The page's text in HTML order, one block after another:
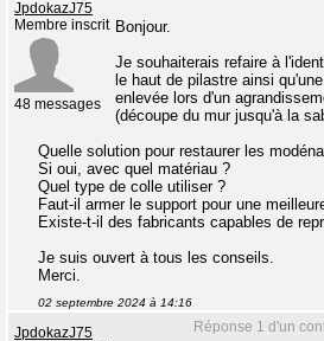
JpdokazJ75
Membre inscrit
48 messages
Bonjour.
Je souhaiterais refaire à
le haut de pilastre ainsi
enlevée lors d'un
(découpe du mur jusqu'à la
Quelle solution pour restaurer les
Si oui, avec quel matériau ?
Quel type de colle utiliser ?
Faut-il armer le support pour une
Existe-t-il des fabricants capables de
Je suis ouvert à tous les conseils.
Merci.
02 septembre 2024 à 14:16
Réponse 1 d'un
JpdokazJ75